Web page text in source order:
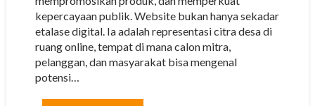
kepercayaan publik. Website bukan hanya sekadar
etalase digital. Ia adalah representasi citra desa di
ruang online, tempat di mana calon mitra,
pelanggan, dan masyarakat bisa mengenal
potensi…